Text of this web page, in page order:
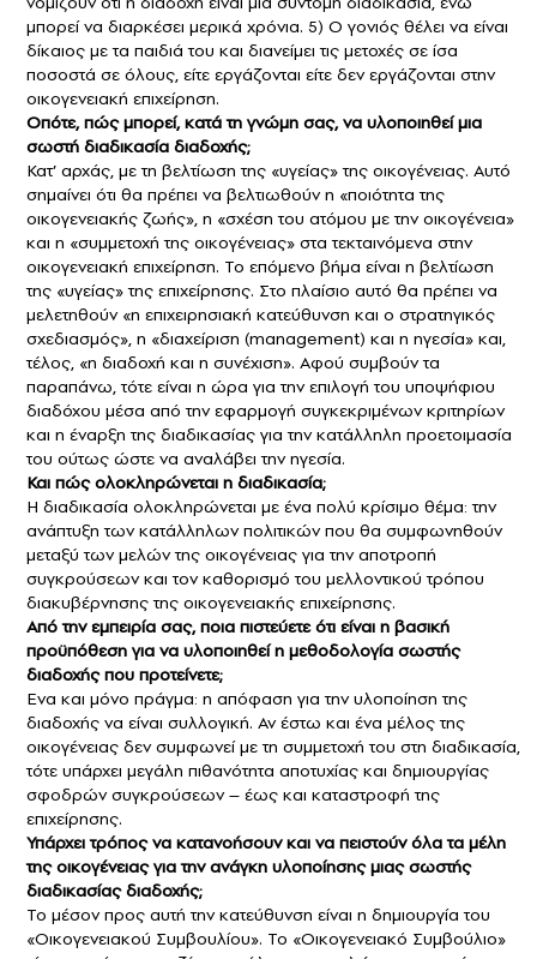
μπορεί να διαρκέσει μερικά χρόνια. 5) Ο γονιός θέλει να είναι
δίκαιος με τα παιδιά του και διανείμει τις μετοχές σε ίσα
ποσοστά σε όλους, είτε εργάζονται είτε δεν εργάζονται στην
οικογενειακή επιχείρηση.
Οπότε, πώς μπορεί, κατά τη γνώμη σας, να υλοποιηθεί μια
σωστή διαδικασία διαδοχής;
Κατ’ αρχάς, με τη βελτίωση της «υγείας» της οικογένειας. Αυτό
σημαίνει ότι θα πρέπει να βελτιωθούν η «ποιότητα της
οικογενειακής ζωής», η «σχέση του ατόμου με την οικογένεια»
και η «συμμετοχή της οικογένειας» στα τεκταινόμενα στην
οικογενειακή επιχείρηση. Το επόμενο βήμα είναι η βελτίωση
της «υγείας» της επιχείρησης. Στο πλαίσιο αυτό θα πρέπει να
μελετηθούν «η επιχειρησιακή κατεύθυνση και ο στρατηγικός
σχεδιασμός», η «διαχείριση (management) και η ηγεσία» και,
τέλος, «η διαδοχή και η συνέχιση». Αφού συμβούν τα
παραπάνω, τότε είναι η ώρα για την επιλογή του υποψήφιου
διαδόχου μέσα από την εφαρμογή συγκεκριμένων κριτηρίων
και η έναρξη της διαδικασίας για την κατάλληλη προετοιμασία
του ούτως ώστε να αναλάβει την ηγεσία.
Και πώς ολοκληρώνεται η διαδικασία;
Η διαδικασία ολοκληρώνεται με ένα πολύ κρίσιμο θέμα: την
ανάπτυξη των κατάλληλων πολιτικών που θα συμφωνηθούν
μεταξύ των μελών της οικογένειας για την αποτροπή
συγκρούσεων και τον καθορισμό του μελλοντικού τρόπου
διακυβέρνησης της οικογενειακής επιχείρησης.
Από την εμπειρία σας, ποια πιστεύετε ότι είναι η βασική
προϋπόθεση για να υλοποιηθεί η μεθοδολογία σωστής
διαδοχής που προτείνετε;
Ενα και μόνο πράγμα: η απόφαση για την υλοποίηση της
διαδοχής να είναι συλλογική. Αν έστω και ένα μέλος της
οικογένειας δεν συμφωνεί με τη συμμετοχή του στη διαδικασία,
τότε υπάρχει μεγάλη πιθανότητα αποτυχίας και δημιουργίας
σφοδρών συγκρούσεων – έως και καταστροφή της
επιχείρησης.
Υπάρχει τρόπος να κατανοήσουν και να πειστούν όλα τα μέλη
της οικογένειας για την ανάγκη υλοποίησης μιας σωστής
διαδικασίας διαδοχής;
Το μέσον προς αυτή την κατεύθυνση είναι η δημιουργία του
«Οικογενειακού Συμβουλίου». Το «Οικογενειακό Συμβούλιο»